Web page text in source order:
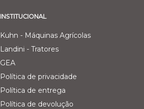
INSTITUCIONAL
Kuhn - Máquinas Agrícolas
Landini - Tratores
GEA
Política de privacidade
Política de entrega
Política de devolução